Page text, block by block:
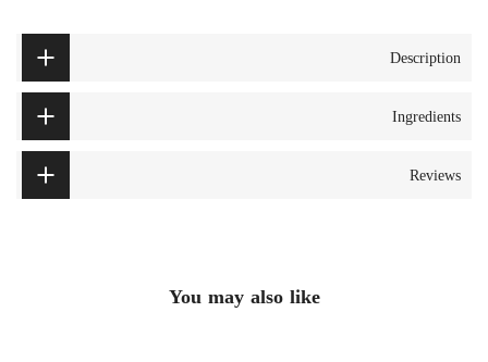
Description
Ingredients
Reviews
You may also like